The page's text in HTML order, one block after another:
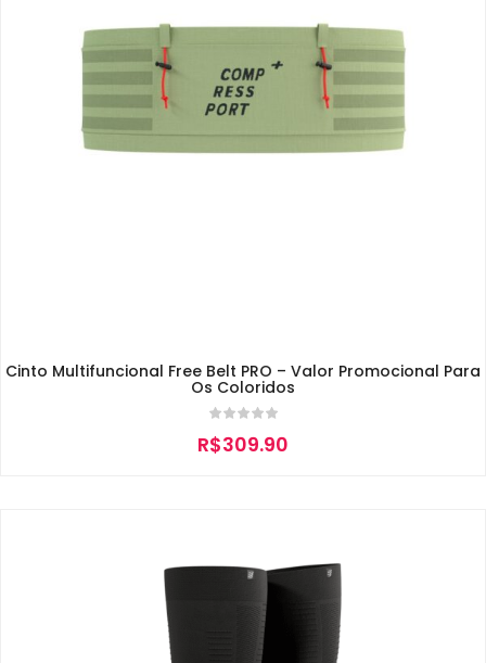
Cinto Multifuncional Free Belt PRO – Valor Promocional Para
Os Coloridos
R$309.90